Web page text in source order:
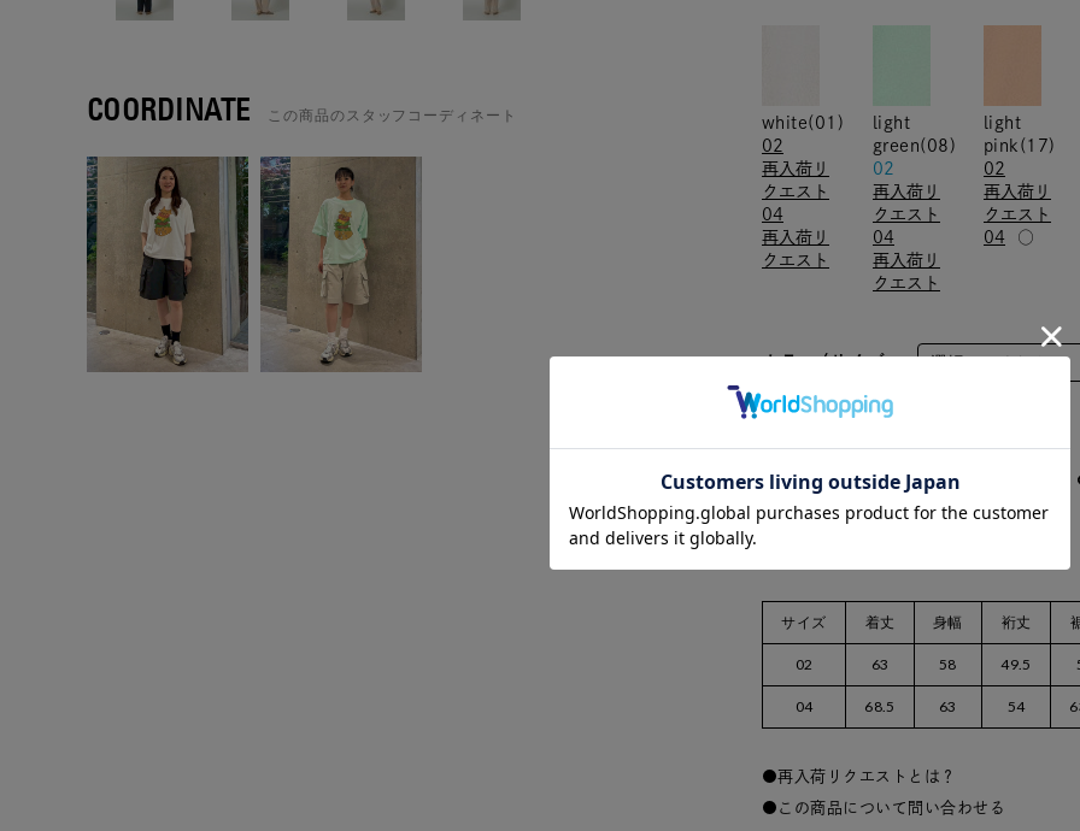
COORDINATE この商品のスタッフコーディネート
white(01)
02
再入荷リ
クエスト
04
再入荷リ
クエスト
light
green(08)
02
再入荷リ
クエスト
04
再入荷リ
クエスト
light
pink(17)
02
再入荷リ
クエスト
04
○
カラー/サイズ
数量：
サイズ 着丈 身幅 裄丈
02 63 58 49.5
04 68.5 63 54
再入荷リクエストとは？
この商品について問い合わせる